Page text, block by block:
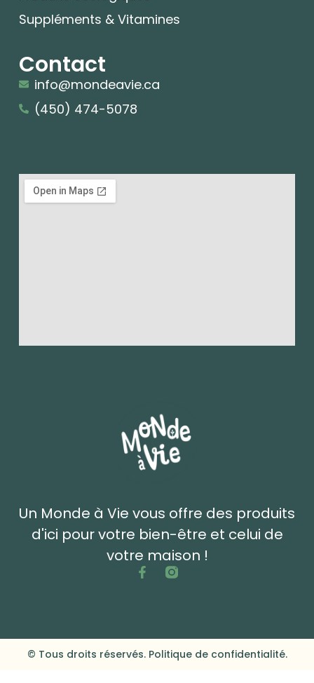
Un Monde à Vie vous offre des produits
d'ici pour votre bien-être et celui de
votre maison !
Suppléments & Vitamines
Contact
info@mondeavie.ca
(450) 474-5078
© Tous droits réservés. Politique de confidentialité.